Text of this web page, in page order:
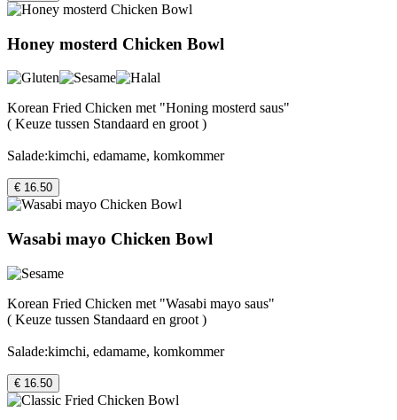
Honey mosterd Chicken Bowl
Korean Fried Chicken met "Honing mosterd saus"
( Keuze tussen Standaard en groot )
Salade:kimchi, edamame, komkommer
€ 16.50
Wasabi mayo Chicken Bowl
Korean Fried Chicken met "Wasabi mayo saus"
( Keuze tussen Standaard en groot )
Salade:kimchi, edamame, komkommer
€ 16.50